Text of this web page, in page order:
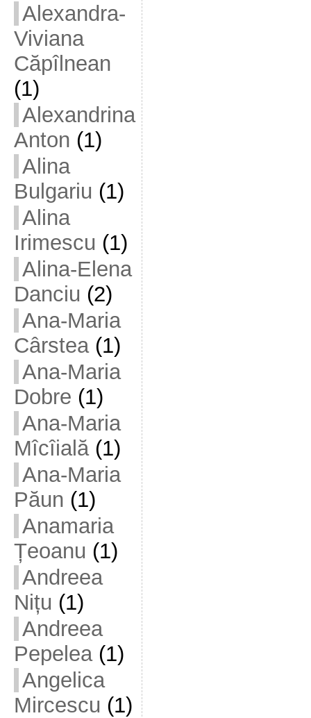
Alexandra-
Viviana
Căpîlnean
(1)
Alexandrina
Anton (1)
Alina
Bulgariu (1)
Alina
Irimescu (1)
Alina-Elena
Danciu (2)
Ana-Maria
Cârstea(1)
Ana-Maria
Dobre (1)
Ana-Maria
Mîcîială(1)
Ana-Maria
Păun (1)
Anamaria
Țeoanu (1)
Andreea
Nițu (1)
Andreea
Pepelea(1)
Angelica
Mircescu (1)